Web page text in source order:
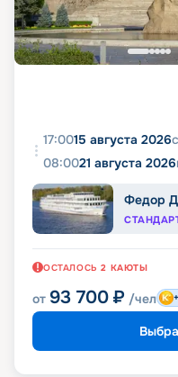
17:0015 августа 2026
08:0021 августа 2026
Федор
ОСТАЛОСЬ 2 КАЮТЫ
от 93 700 ₽ /чел